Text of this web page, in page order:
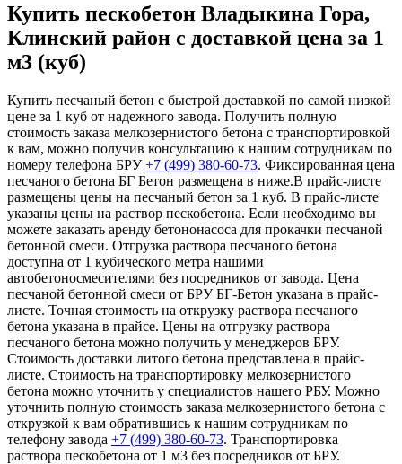
Купить пескобетон Владыкина Гора,
Клинский район с доставкой цена за 1
м3 (куб)
Купить песчаный бетон с быстрой доставкой по самой низкой
цене за 1 куб от надежного завода. Получить полную
стоимость заказа мелкозернистого бетона с транспортировкой
к вам, можно получив консультацию к нашим сотрудникам по
номеру телефона БРУ+7 (499) 380-60-73. Фиксированная цена
песчаного бетона БГ Бетон размещена в ниже.В прайс-листе
размещены цены на песчаный бетон за 1 куб. В прайс-листе
указаны цены на раствор пескобетона. Если необходимо вы
можете заказать аренду бетононасоса для прокачки песчаной
бетонной смеси. Отгрузка раствора песчаного бетона
доступна от 1 кубического метра нашими
автобетоносмесителями без посредников от завода. Цена
песчаной бетонной смеси от БРУ БГ-Бетон указана в прайс-
листе. Точная стоимость на открузку раствора песчаного
бетона указана в прайсе. Цены на отгрузку раствора
песчаного бетона можно получить у менеджеров БРУ.
Стоимость доставки литого бетона представлена в прайс-
листе. Стоимость на транспортировку мелкозернистого
бетона можно уточнить у специалистов нашего РБУ. Можно
уточнить полную стоимость заказа мелкозернистого бетона с
открузкой к вам обратившись к нашим сотрудникам по
телефону завода +7 (499) 380-60-73. Транспортировка
раствора пескобетона от 1 м3 без посредников от БРУ.